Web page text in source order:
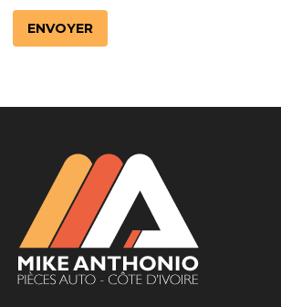
LotoMart
Бай Лото
escort barcelone
https://intimaties.net/es/category/
used-panties-es/
eros houston
albanianescort